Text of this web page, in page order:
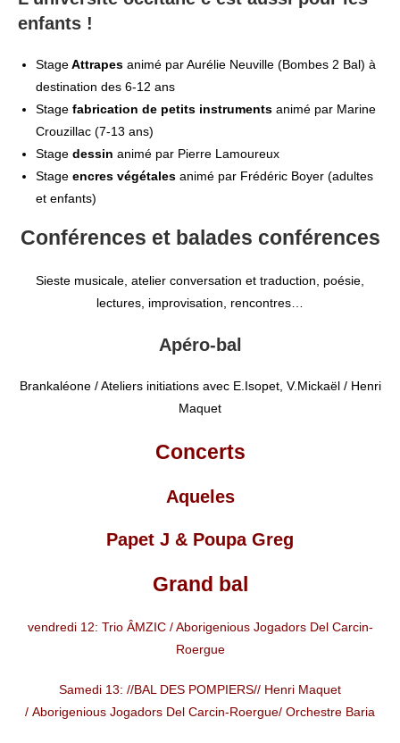
enfants !
StageAttrapes animé par Aurélie Neuville (Bombes 2 Bal) à
destination des 6-12 ans
Stage fabrication de petits instruments animé par Marine
Crouzillac (7-13 ans)
Stage dessin animé par Pierre Lamoureux
Stage encres végétales animé par Frédéric Boyer (adultes
et enfants)
Conférences et balades conférences
Sieste musicale, atelier conversation et traduction, poésie,
lectures, improvisation, rencontres…
Apéro-bal
Brankaléone / Ateliers initiations avec E.Isopet, V.Mickaël / Henri
Maquet
Concerts
Aqueles
Papet J & Poupa Greg
Grand bal
vendredi 12: Trio ÂMZIC / Aborigenious Jogadors Del Carcin-
Roergue
Samedi 13: //BAL DES POMPIERS// Henri Maquet
/ Aborigenious Jogadors Del Carcin-Roergue/ Orchestre Baria